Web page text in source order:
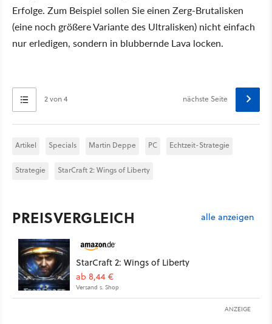
Erfolge. Zum Beispiel sollen Sie einen Zerg-Brutalisken
(eine noch größere Variante des Ultralisken) nicht einfach
nur erledigen, sondern in blubbernde Lava locken.
2 von 4 nächste Seite
Artikel Specials Martin Deppe PC Echtzeit-Strategie
Strategie StarCraft 2: Wings of Liberty
PREISVERGLEICH alle anzeigen
StarCraft 2: Wings of Liberty
ab 8,44 €
Versand s. Shop
ANZEIGE